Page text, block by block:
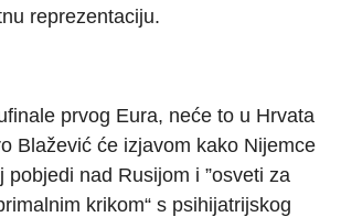
reprezentaciju.
prvog Eura, neće to u Hrvata
Blažević će izjavom kako Nijemce
nad Rusijom i ”osveti za
krikom“ s psihijatrijskog